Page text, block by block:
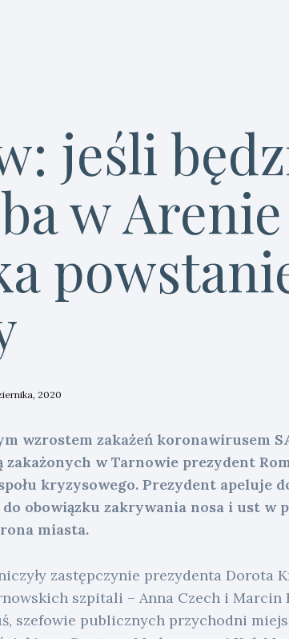
jeśli
w Arenie
2020
wzrostem zakażeń koronawirusem
zakażonych w Tarnowie prezydent
kryzysowego. Prezydent apeluje
obowiązku zakrywania nosa i ust w
miasta.
zastępczynie prezydenta Dorota
szpitali – Anna Czech i
szefowie publicznych przychodni